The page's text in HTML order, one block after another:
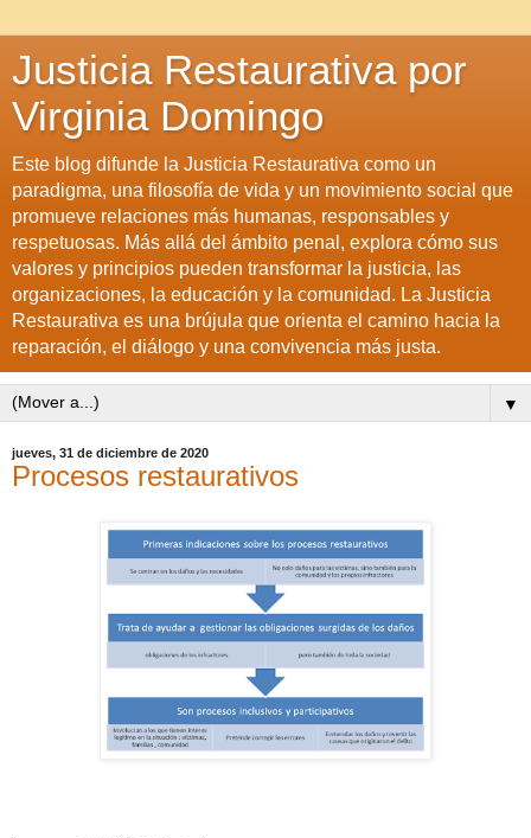
Justicia Restaurativa por
Virginia Domingo
Este blog difunde la Justicia Restaurativa como un
paradigma, una filosofía de vida y un movimiento social que
promueve relaciones más humanas, responsables y
respetuosas. Más allá del ámbito penal, explora cómo sus
valores y principios pueden transformar la justicia, las
organizaciones, la educación y la comunidad. La Justicia
Restaurativa es una brújula que orienta el camino hacia la
reparación, el diálogo y una convivencia más justa.
▼
jueves, 31 de diciembre de 2020
Procesos restaurativos